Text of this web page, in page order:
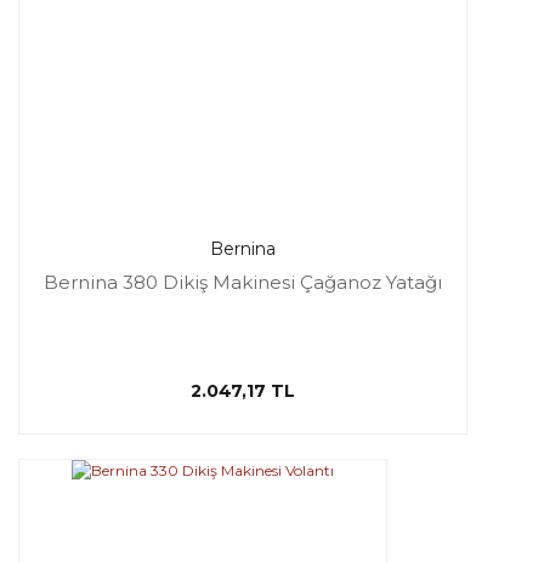
Bernina
Bernina 380 Dikiş Makinesi Çağanoz Yatağı
2.047,17 TL